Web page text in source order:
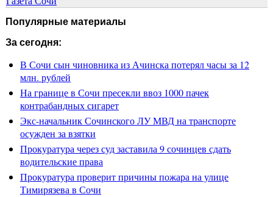
Популярные материалы
За сегодня:
В Сочи сын чиновника из Ачинска потерял часы за 12
млн. рублей
На границе в Сочи пресекли ввоз 1000 пачек
контрабандных сигарет
Экс-начальник Сочинского ЛУ МВД на транспорте
осужден за взятки
Прокуратура через суд заставила 9 сочинцев сдать
водительские права
Прокуратура проверит причины пожара на улице
Тимирязева в Сочи